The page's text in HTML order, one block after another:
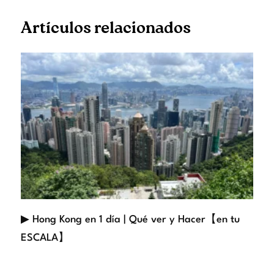
Artículos relacionados
▶ Hong Kong en 1 día | Qué ver y Hacer【en tu
ESCALA】